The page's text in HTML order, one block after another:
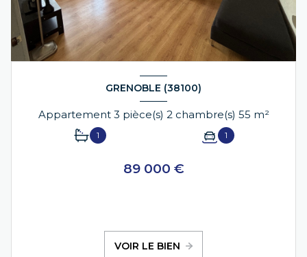
GRENOBLE (38100)
Appartement 3 pièce(s) 2 chambre(s) 55 m²
1 1
89 000 €
VOIR LE BIEN